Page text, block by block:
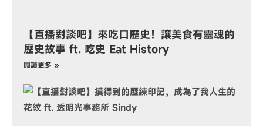
【直播對談吧】來吃口歷史！讓美食有靈魂的
歷史故事 ft. 吃史 Eat History
閱讀更多 »